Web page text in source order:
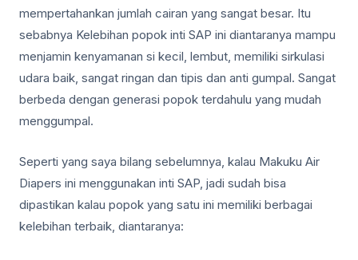
mempertahankan jumlah cairan yang sangat besar. Itu
sebabnya Kelebihan popok inti SAP ini diantaranya mampu
menjamin kenyamanan si kecil, lembut, memiliki sirkulasi
udara baik, sangat ringan dan tipis dan anti gumpal. Sangat
berbeda dengan generasi popok terdahulu yang mudah
menggumpal.
Seperti yang saya bilang sebelumnya, kalau Makuku Air
Diapers ini menggunakan inti SAP, jadi sudah bisa
dipastikan kalau popok yang satu ini memiliki berbagai
kelebihan terbaik, diantaranya: